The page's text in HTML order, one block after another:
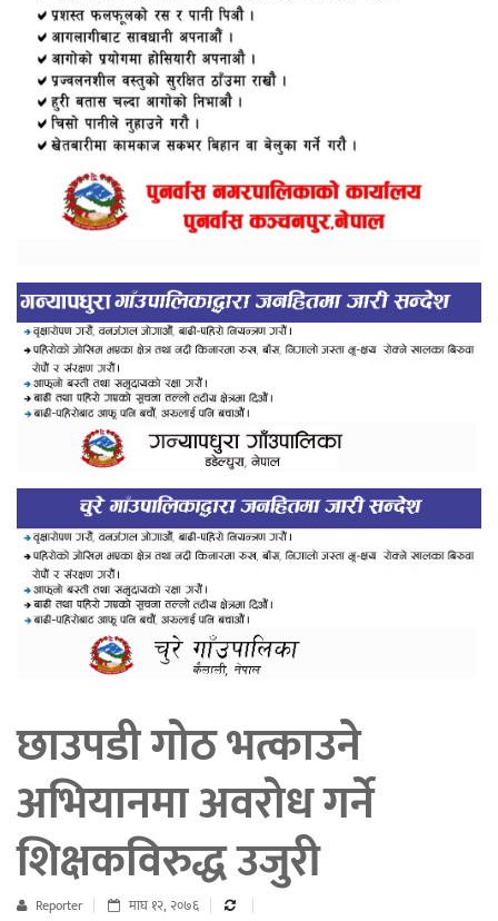
छाउपडी गोठ भत्काउने
अभियानमा अवरोध गर्ने
शिक्षकविरुद्ध उजुरी
Reporter माघ १२, २०७६